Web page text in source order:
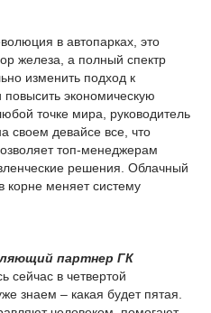
в автопарках, это
железа, а полный спектр
изменить подход к
экономическую
точке мира, руководитель
своем девайсе все, что
топ-менеджерам
решения. Облачный
корне меняет систему
партнер ГК
сейчас в четвертой
знаем – какая будет пятая.